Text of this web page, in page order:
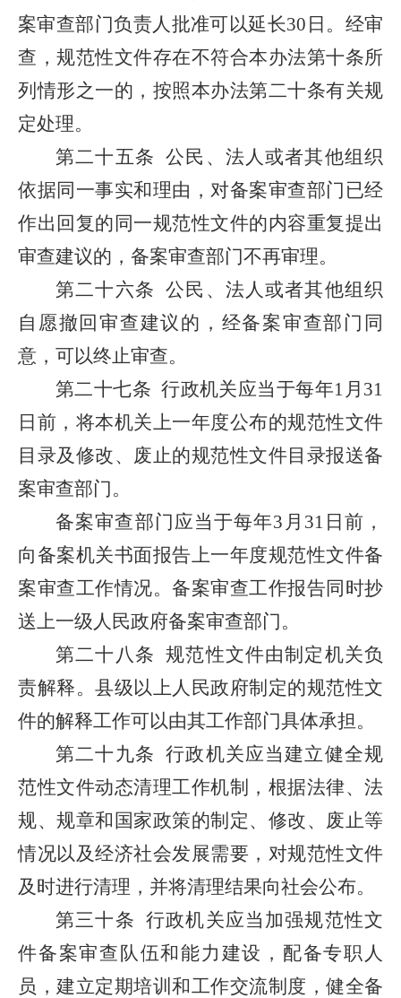
案审查部门负责人批准可以延长30日。经审
查，规范性文件存在不符合本办法第十条所
列情形之一的，按照本办法第二十条有关规
定处理。
第二十五条 公民、法人或者其他组织
依据同一事实和理由，对备案审查部门已经
作出回复的同一规范性文件的内容重复提出
审查建议的，备案审查部门不再审理。
第二十六条 公民、法人或者其他组织
自愿撤回审查建议的，经备案审查部门同
意，可以终止审查。
第二十七条 行政机关应当于每年1月31
日前，将本机关上一年度公布的规范性文件
目录及修改、废止的规范性文件目录报送备
案审查部门。
备案审查部门应当于每年3月31日前，
向备案机关书面报告上一年度规范性文件备
案审查工作情况。备案审查工作报告同时抄
送上一级人民政府备案审查部门。
第二十八条 规范性文件由制定机关负
责解释。县级以上人民政府制定的规范性文
件的解释工作可以由其工作部门具体承担。
第二十九条 行政机关应当建立健全规
范性文件动态清理工作机制，根据法律、法
规、规章和国家政策的制定、修改、废止等
情况以及经济社会发展需要，对规范性文件
及时进行清理，并将清理结果向社会公布。
第三十条 行政机关应当加强规范性文
件备案审查队伍和能力建设，配备专职人
员，建立定期培训和工作交流制度，健全备